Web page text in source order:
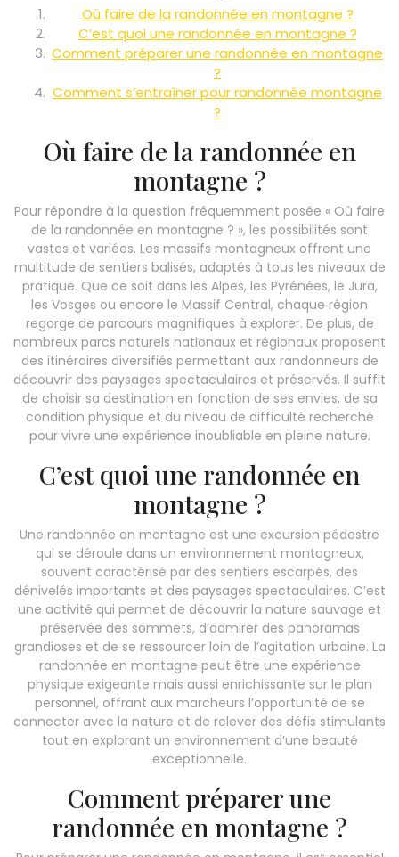
Où faire de la randonnée en montagne ?
C’est quoi une randonnée en montagne ?
Comment préparer une randonnée en montagne
?
Comment s’entraîner pour randonnée montagne
?
Où faire de la randonnée en
montagne ?
Pour répondre à la question fréquemment posée « Où faire
de la randonnée en montagne ? », les possibilités sont
vastes et variées. Les massifs montagneux offrent une
multitude de sentiers balisés, adaptés à tous les niveaux de
pratique. Que ce soit dans les Alpes, les Pyrénées, le Jura,
les Vosges ou encore le Massif Central, chaque région
regorge de parcours magnifiques à explorer. De plus, de
nombreux parcs naturels nationaux et régionaux proposent
des itinéraires diversifiés permettant aux randonneurs de
découvrir des paysages spectaculaires et préservés. Il suffit
de choisir sa destination en fonction de ses envies, de sa
condition physique et du niveau de difficulté recherché
pour vivre une expérience inoubliable en pleine nature.
C’est quoi une randonnée en
montagne ?
Une randonnée en montagne est une excursion pédestre
qui se déroule dans un environnement montagneux,
souvent caractérisé par des sentiers escarpés, des
dénivelés importants et des paysages spectaculaires. C’est
une activité qui permet de découvrir la nature sauvage et
préservée des sommets, d’admirer des panoramas
grandioses et de se ressourcer loin de l’agitation urbaine. La
randonnée en montagne peut être une expérience
physique exigeante mais aussi enrichissante sur le plan
personnel, offrant aux marcheurs l’opportunité de se
connecter avec la nature et de relever des défis stimulants
tout en explorant un environnement d’une beauté
exceptionnelle.
Comment préparer une
randonnée en montagne ?